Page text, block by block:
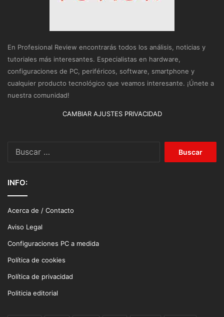
En Profesional Review encontrarás todos los análisis, noticias y
tutoriales más interesantes. Especialistas en hardware,
configuraciones de PC, periféricos, software, smartphone y
cualquier producto tecnológico que veamos interesante. ¡Únete a
nuestra comunidad!
CAMBIAR AJUSTES PRIVACIDAD
INFO:
Acerca de / Contacto
Aviso Legal
Configuraciones PC a medida
Política de cookies
Política de privacidad
Politicia editorial